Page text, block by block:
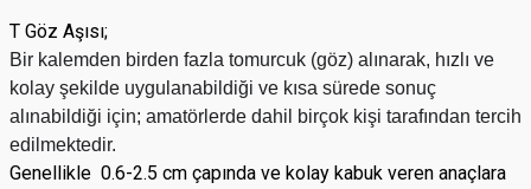
T Göz Aşısı;
Bir kalemden birden fazla tomurcuk (göz) alınarak, hızlı ve
kolay şekilde uygulanabildiği ve kısa sürede sonuç
alınabildiği için; amatörlerde dahil birçok kişi tarafından tercih
edilmektedir.
Genellikle 0.6-2.5 cm çapında ve kolay kabuk veren anaçlara